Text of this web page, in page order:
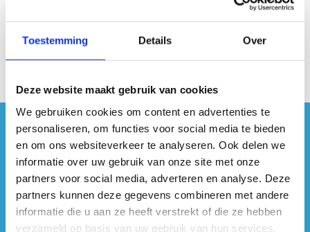
Toestemming Details Over
Deze website maakt gebruik van cookies
We gebruiken cookies om content en advertenties te
personaliseren, om functies voor social media te bieden
en om ons websiteverkeer te analyseren. Ook delen we
informatie over uw gebruik van onze site met onze
partners voor social media, adverteren en analyse. Deze
partners kunnen deze gegevens combineren met andere
informatie die u aan ze heeft verstrekt of die ze hebben
verzameld op basis van uw gebruik van hun services.
#sportersbelevenmeer
ook op sociale media